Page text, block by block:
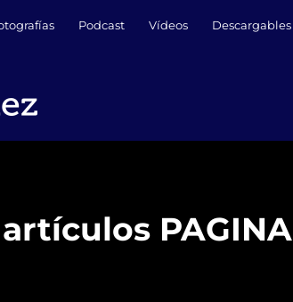
Podcast Vídeos Descargables
PAGINA